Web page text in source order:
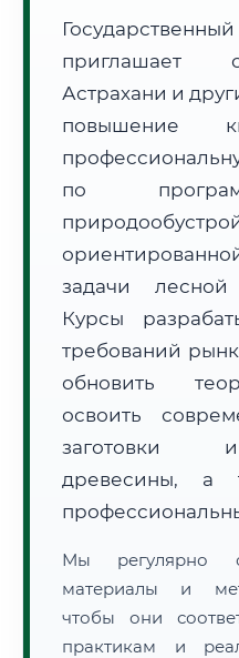
📍 Региональная справка
Субъект:
Тел. код:
Почтовые индексы:
Часовой пояс:
Формат учебы:
Расчет логистики оригиналов:
• Экспресс-доставка СДЭК / Почтой:
📜 Документы и аккредитация
приглашает
Астрахани и
повышение
по
задачи лесной
Курсы
требований
обновить
освоить
заготовки
древесины, а
Мы регулярно
материалы и
чтобы они
практикам и